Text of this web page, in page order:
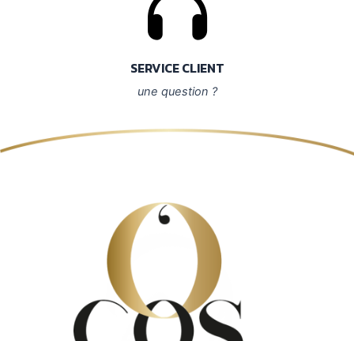
SERVICE CLIENT
une question ?